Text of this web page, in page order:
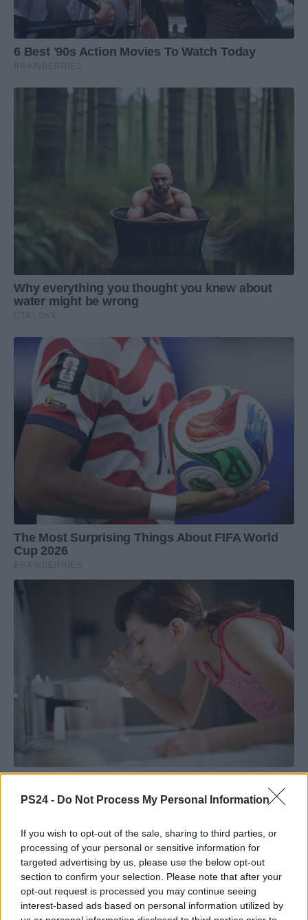
PS24 - Do Not Process My Personal Information
If you wish to opt-out of the sale, sharing to third parties, or
processing of your personal or sensitive information for
targeted advertising by us, please use the below opt-out
section to confirm your selection. Please note that after your
opt-out request is processed you may continue seeing
interest-based ads based on personal information utilized by